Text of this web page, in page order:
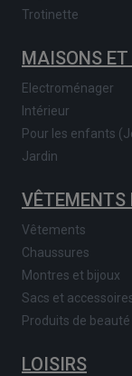
Trotinette
MAISONS
Electroménager
Intérieur
Pour les enfants
Jardin
VÊTEMENTS
Vêtements
Chaussures
Montres et bijoux
Sacs et
Produits de
LOISIRS